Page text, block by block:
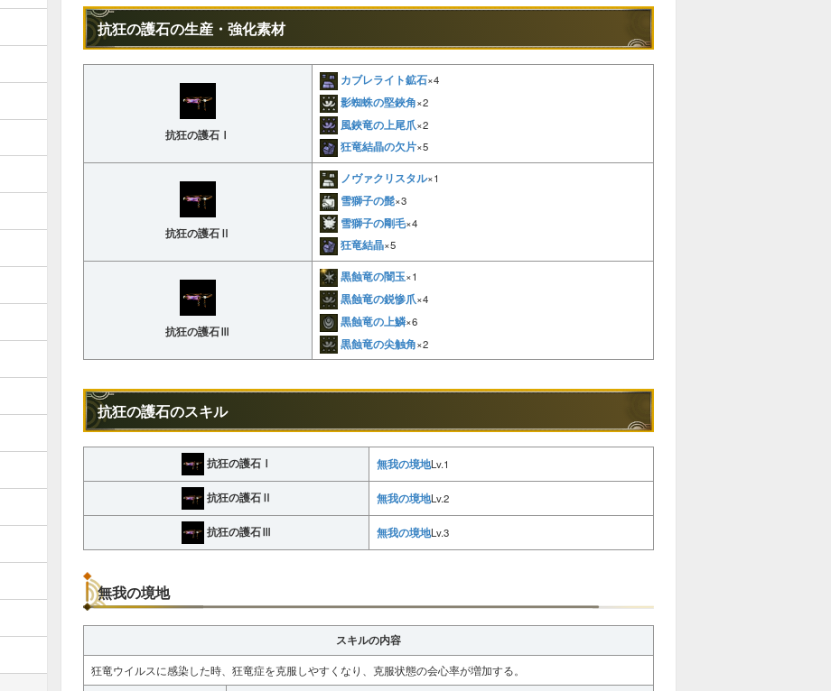
抗狂の護石の生産・強化素材
抗狂の護石Ⅰ
カブレライト鉱石×4
影蜘蛛の堅鋏角×2
風鋏竜の上尾爪×2
狂竜結晶の欠片×5
抗狂の護石Ⅱ
ノヴァクリスタル×1
雪獅子の髭×3
雪獅子の剛毛×4
狂竜結晶×5
抗狂の護石Ⅲ
黒蝕竜の闇玉×1
黒蝕竜の鋭惨爪×4
黒蝕竜の上鱗×6
黒蝕竜の尖触角×2
抗狂の護石のスキル
抗狂の護石Ⅰ 無我の境地Lv.1
抗狂の護石Ⅱ 無我の境地Lv.2
抗狂の護石Ⅲ 無我の境地Lv.3
無我の境地
スキルの内容
狂竜ウイルスに感染した時、狂竜症を克服しやすくなり、克服状態の会心率が増加する。